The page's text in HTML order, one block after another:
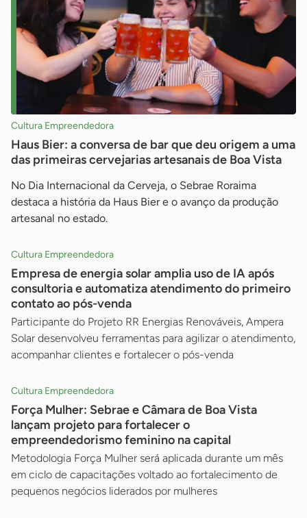
Cultura Empreendedora
Haus Bier: a conversa de bar que deu origem a uma
das primeiras cervejarias artesanais de Boa Vista
No Dia Internacional da Cerveja, o Sebrae Roraima
destaca a história da Haus Bier e o avanço da produção
artesanal no estado.
Cultura Empreendedora
Empresa de energia solar amplia uso de IA após
consultoria e automatiza atendimento do primeiro
contato ao pós-venda
Participante do Projeto RR Energias Renováveis, Ampera
Solar desenvolveu ferramentas para agilizar o atendimento,
acompanhar clientes e fortalecer o pós-venda
Cultura Empreendedora
Força Mulher: Sebrae e Câmara de Boa Vista
lançam projeto para fortalecer o
empreendedorismo feminino na capital
Metodologia Força Mulher será aplicada durante um mês
em ciclo de capacitações voltado ao fortalecimento de
pequenos negócios liderados por mulheres